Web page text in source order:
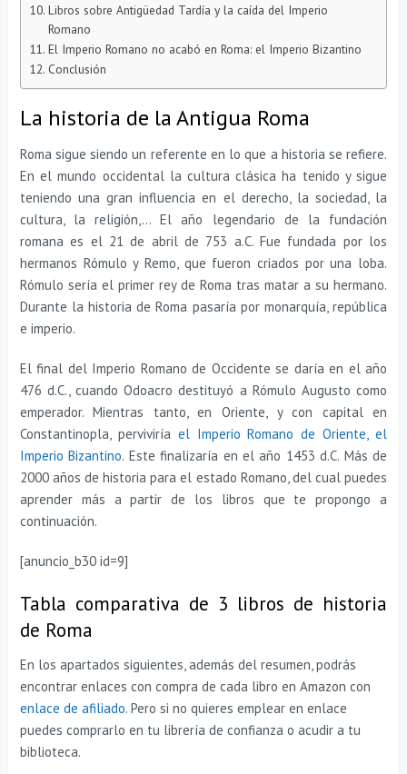
Libros sobre Antigüedad Tardía y la caída del Imperio
Romano
El Imperio Romano no acabó en Roma: el Imperio Bizantino
Conclusión
La historia de la Antigua Roma
Roma sigue siendo un referente en lo que a historia se refiere.
En el mundo occidental la cultura clásica ha tenido y sigue
teniendo una gran influencia en el derecho, la sociedad, la
cultura, la religión,… El año legendario de la fundación
romana es el 21 de abril de 753 a.C. Fue fundada por los
hermanos Rómulo y Remo, que fueron criados por una loba.
Rómulo sería el primer rey de Roma tras matar a su hermano.
Durante la historia de Roma pasaría por monarquía, república
e imperio.
El final del Imperio Romano de Occidente se daría en el año
476 d.C., cuando Odoacro destituyó a Rómulo Augusto como
emperador. Mientras tanto, en Oriente, y con capital en
Constantinopla, perviviría el Imperio Romano de Oriente, el
Imperio Bizantino. Este finalizaría en el año 1453 d.C. Más de
2000 años de historia para el estado Romano, del cual puedes
aprender más a partir de los libros que te propongo a
continuación.
[anuncio_b30 id=9]
Tabla comparativa de 3 libros de historia
de Roma
En los apartados siguientes, además del resumen, podrás
encontrar enlaces con compra de cada libro en Amazon con
enlace de afiliado. Pero si no quieres emplear en enlace
puedes comprarlo en tu librería de confianza o acudir a tu
biblioteca.